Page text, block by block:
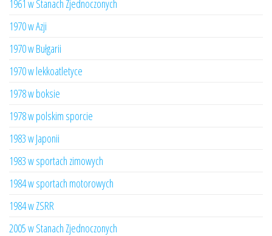
1961 w Stanach Zjednoczonych
1970 w Azji
1970 w Bułgarii
1970 w lekkoatletyce
1978 w boksie
1978 w polskim sporcie
1983 w Japonii
1983 w sportach zimowych
1984 w sportach motorowych
1984 w ZSRR
2005 w Stanach Zjednoczonych